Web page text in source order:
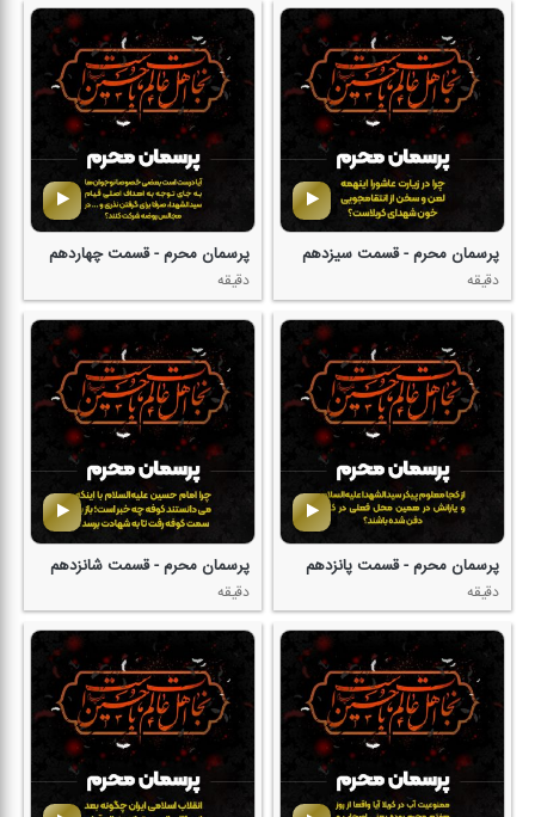
پرسمان محرم - قسمت سیزدهم
دقیقه
پرسمان محرم - قسمت چهاردهم
دقیقه
پرسمان محرم - قسمت پانزدهم
دقیقه
پرسمان محرم - قسمت شانزدهم
دقیقه